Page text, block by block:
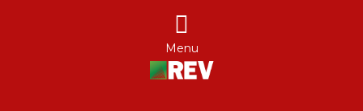
Menu